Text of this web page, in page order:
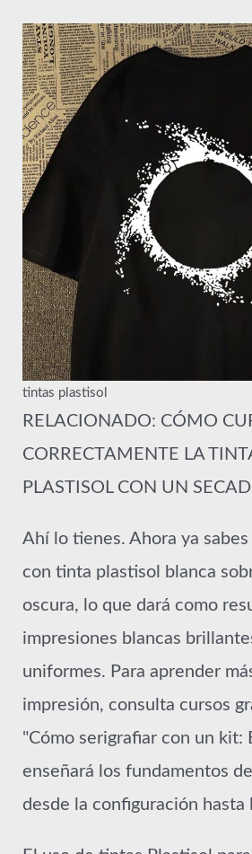
tintas plastisol
RELACIONADO: CÓMO
CORRECTAMENTE LA
PLASTISOL CON UN
Ahí lo tienes. Ahora ya
con tinta plastisol blanca
oscura, lo que dará como
impresiones blancas
uniformes. Para aprender
impresión, consulta cursos
"Cómo serigrafiar con un kit:
enseñará los fundamentos
desde la configuración hasta